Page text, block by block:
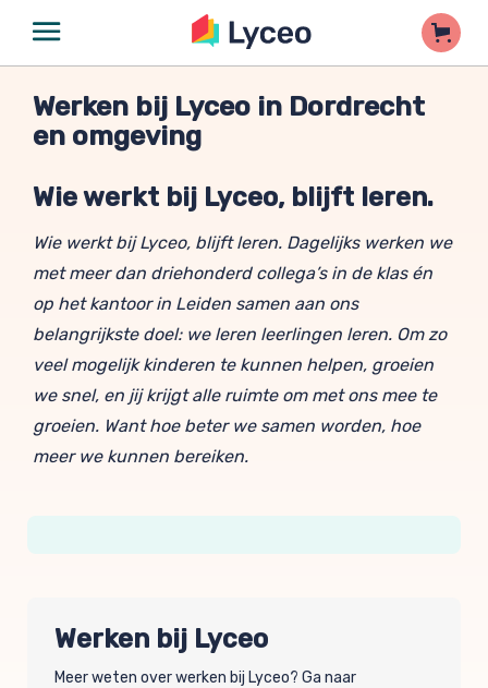
Werken bij Lyceo in Dordrecht
en omgeving
Wie werkt bij Lyceo, blijft leren.
Wie werkt bij Lyceo, blijft leren. Dagelijks werken we
met meer dan driehonderd collega’s in de klas én
op het kantoor in Leiden samen aan ons
belangrijkste doel: we leren leerlingen leren. Om zo
veel mogelijk kinderen te kunnen helpen, groeien
we snel, en jij krijgt alle ruimte om met ons mee te
groeien. Want hoe beter we samen worden, hoe
meer we kunnen bereiken.
Werken bij Lyceo
Meer weten over werken bij Lyceo? Ga naar